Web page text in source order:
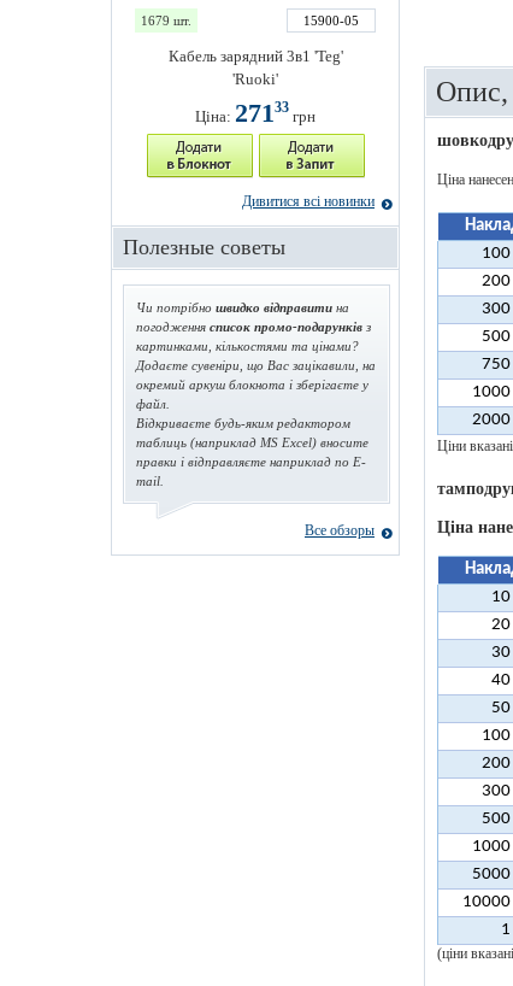
Опис,
Ціна
Ціни
Ціна
(ціни
1679 шт. 15900-05
Кабель зарядний 3в1 'Teg'
'Ruoki'
Ціна: 27133 грн
Дивитися всі новинки
Полезные советы
Чи потрібно швидко відправити на
погодження список промо-подарунків з
картинками, кількостями та цінами?
Додаєте сувеніри, що Вас зацікавили, на
окремий аркуш блокнота і зберігаєте у
файл.
Відкриваєте будь-яким редактором
таблиць (наприклад MS Excel) вносите
правки і відправляєте наприклад по E-
mail.
Все обзоры